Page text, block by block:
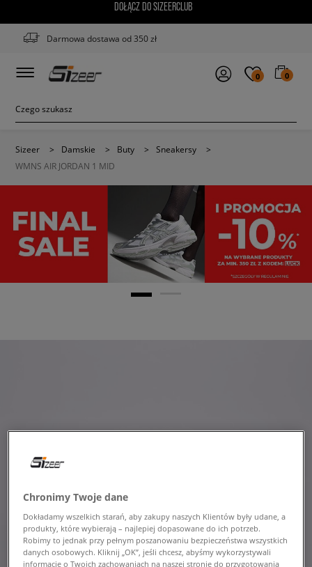
DOŁĄCZ DO SIZEERCLUB
Darmowa dostawa od 350 zł
0 0
Sizeer > Damskie > Buty > Sneakersy
>
WMNS AIR JORDAN 1 MID
Chronimy Twoje dane
Dokładamy wszelkich starań, aby zakupy naszych Klientów były udane, a
produkty, które wybierają – najlepiej dopasowane do ich potrzeb.
Robimy to jednak przy pełnym poszanowaniu bezpieczeństwa wszystkich
danych osobowych. Kliknij „OK”, jeśli chcesz, abyśmy wykorzystywali
informacje o Twoich zachowaniach na naszej stronie do przygotowania